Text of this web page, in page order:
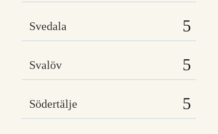
Svedala
Svalöv
Södertälje